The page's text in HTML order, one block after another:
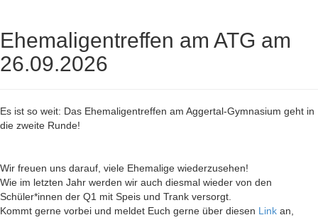
Ehemaligentreffen am ATG am
26.09.2026
Es ist so weit: Das Ehemaligentreffen am Aggertal-Gymnasium geht in
die zweite Runde!
Wir freuen uns darauf, viele Ehemalige wiederzusehen!
Wie im letzten Jahr werden wir auch diesmal wieder von den
Schüler*innen der Q1 mit Speis und Trank versorgt.
Kommt gerne vorbei und meldet Euch gerne über diesen Link an,